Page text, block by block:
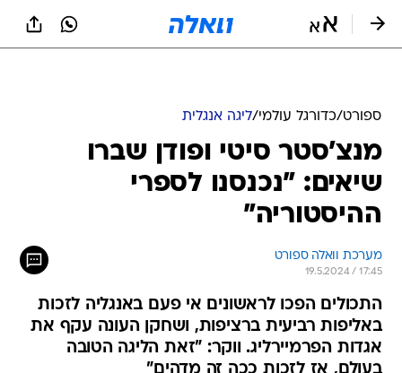
ספורט/כדורגל עולמי/ליגה אנגלית
מנצ'סטר סיטי ופודן שברו
שיאים: "נכנסנו לספרי
ההיסטוריה"
מערכת וואלה ספורט
19.5.2024 / 17:45
התכולים הפכו לראשונים אי פעם באנגליה לזכות
באליפות רביעית ברציפות, ושחקן העונה עקף את
אגדות הפרמיירליג. ווקר: "זאת הליגה הטובה